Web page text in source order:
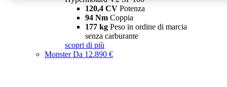
120,4 CV Potenza
94 Nm Coppia
177 kg Peso in ordine di marcia
senza carburante
scopri di più
MonsterDa 12.890 €